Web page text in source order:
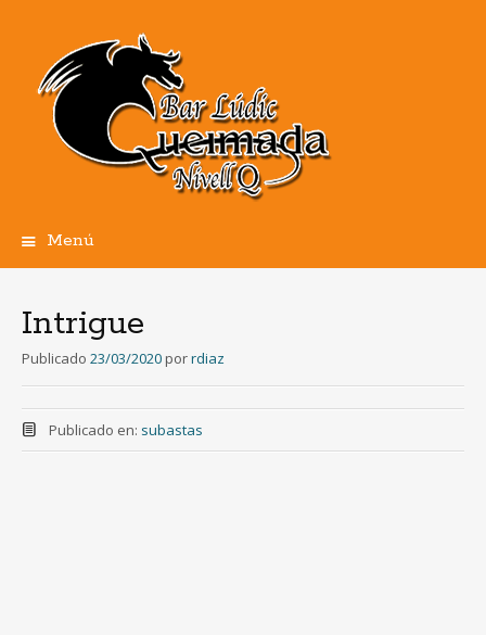
Menú
Intrigue
Publicado 23/03/2020 porrdiaz
Publicado en: subastas